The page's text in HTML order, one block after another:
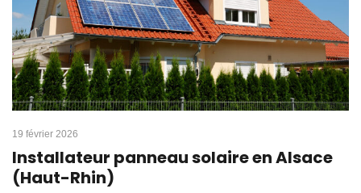
19 février 2026
Installateur panneau solaire en Alsace
(Haut-Rhin)